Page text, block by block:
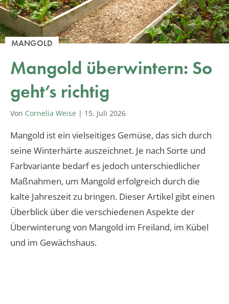
MANGOLD
Mangold überwintern: So
geht’s richtig
Von Cornelia Weise | 15. Juli 2026
Mangold ist ein vielseitiges Gemüse, das sich durch
seine Winterhärte auszeichnet. Je nach Sorte und
Farbvariante bedarf es jedoch unterschiedlicher
Maßnahmen, um Mangold erfolgreich durch die
kalte Jahreszeit zu bringen. Dieser Artikel gibt einen
Überblick über die verschiedenen Aspekte der
Überwinterung von Mangold im Freiland, im Kübel
und im Gewächshaus.